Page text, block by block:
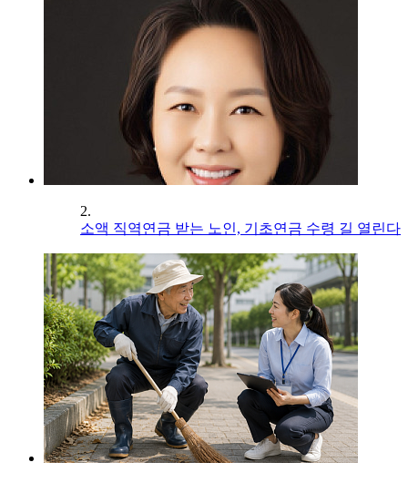
2.
소액 직역연금 받는 노인, 기초연금 수령 길 열린다